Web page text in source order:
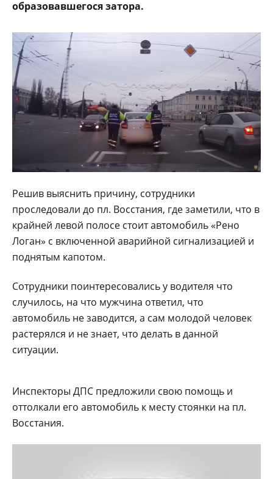
образовавшегося затора.
Решив выяснить причину, сотрудники
проследовали до пл. Восстания, где заметили, что в
крайней левой полосе стоит автомобиль «Рено
Логан» с включенной аварийной сигнализацией и
поднятым капотом.
Сотрудники поинтересовались у водителя что
случилось, на что мужчина ответил, что
автомобиль не заводится, а сам молодой человек
растерялся и не знает, что делать в данной
ситуации.
Инспекторы ДПС предложили свою помощь и
оттолкали его автомобиль к месту стоянки на пл.
Восстания.